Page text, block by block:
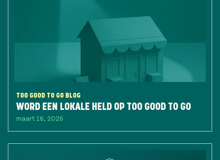
TOO GOOD TO GO BLOG
WORD EEN LOKALE HELD OP TOO GOOD TO GO
maart 16, 2026